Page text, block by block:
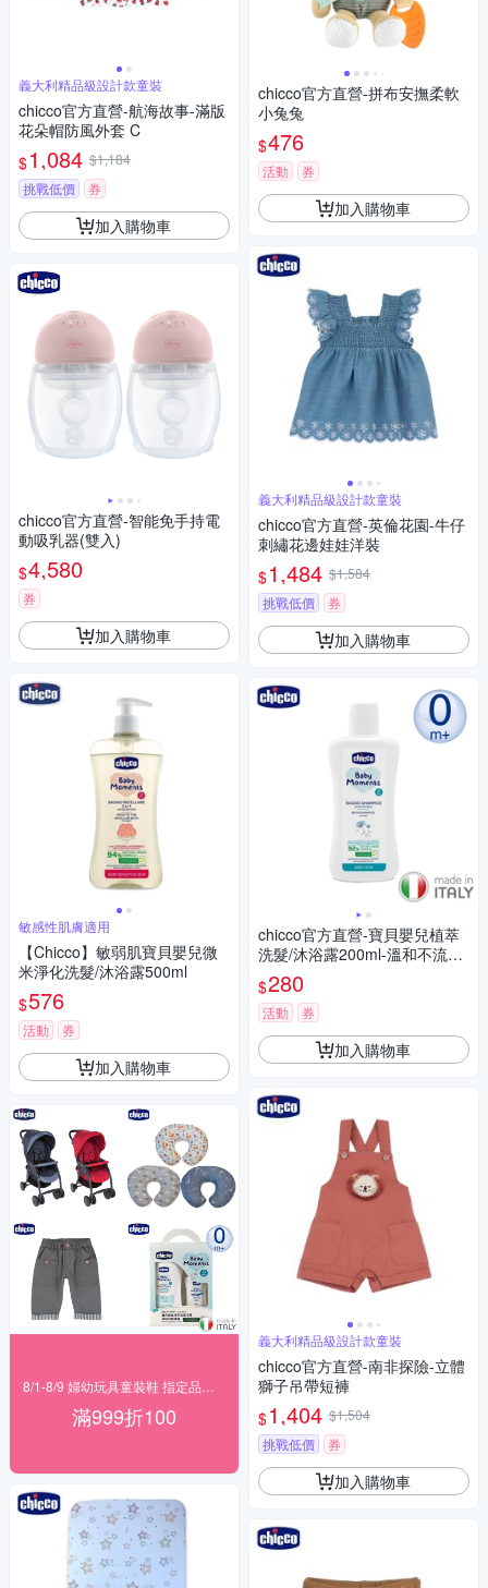
義大利精品級設計款童裝
chicco官方直營-航海故事-滿版
花朵帽防風外套 C
$1,084 $1,184
挑戰低價
券
加入購物車
chicco官方直營-智能免手持電
動吸乳器(雙入)
$4,580
券
加入購物車
敏感性肌膚適用
【Chicco】敏弱肌寶貝嬰兒微
米淨化洗髮/沐浴露500ml
$576
活動 券
加入購物車
滿999折100
chicco官方直營-拼布安撫柔軟
小兔兔
$476
活動 券
加入購物車
義大利精品級設計款童裝
chicco官方直營-英倫花園-牛仔
刺繡花邊娃娃洋裝
$1,484 $1,584
挑戰低價
券
加入購物車
chicco官方直營-寶貝嬰兒植萃
洗髮/沐浴露200ml-溫和不流淚
配方
$280
活動 券
加入購物車
義大利精品級設計款童裝
chicco官方直營-南非探險-立體
獅子吊帶短褲
$1,404 $1,504
挑戰低價
券
加入購物車